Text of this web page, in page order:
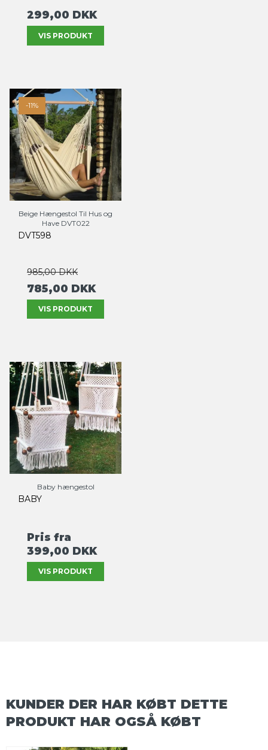
299,00 DKK
VIS PRODUKT
-11%
Beige Hængestol Til Hus og
Have DVT022
DVT598
985,00 DKK
785,00 DKK
VIS PRODUKT
Baby hængestol
BABY
Pris fra
399,00 DKK
VIS PRODUKT
KUNDER DER HAR KØBT DETTE
PRODUKT HAR OGSÅ KØBT